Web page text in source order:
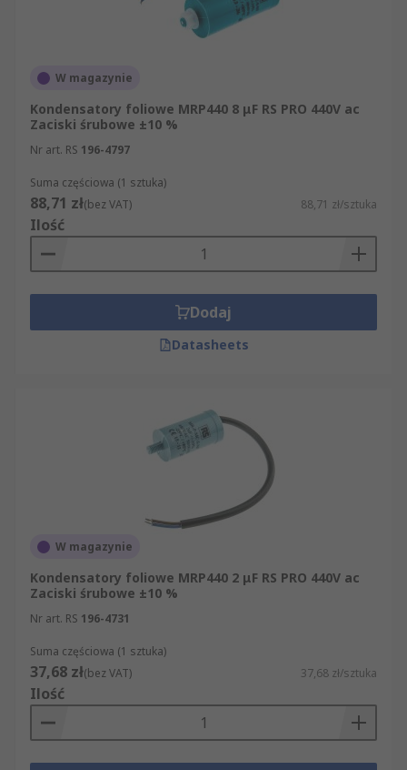
W magazynie
Kondensatory foliowe MRP440 8 μF RS PRO 440V ac
Zaciski śrubowe ±10 %
Nr art. RS 196-4797
Suma częściowa (1 sztuka)
88,71 zł(bez VAT) 88,71 zł/sztuka
Ilość
Dodaj
Datasheets
W magazynie
Kondensatory foliowe MRP440 2 μF RS PRO 440V ac
Zaciski śrubowe ±10 %
Nr art. RS 196-4731
Suma częściowa (1 sztuka)
37,68 zł(bez VAT) 37,68 zł/sztuka
Ilość